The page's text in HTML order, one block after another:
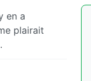
en a
plairait